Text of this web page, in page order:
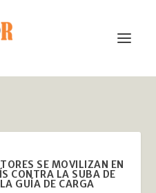
SE MOVILIZAN EN
CONTRA LA SUBA DE
GUÍA DE CARGA